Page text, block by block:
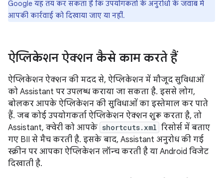
Google यह तय कर सकता है कि उपयोगकर्ता के अनुरोधों के जवाब में
आपकी कार्रवाई को दिखाया जाए या नहीं.
ऐप्लिकेशन ऐक्शन कैसे काम करते हैं
ऐप्लिकेशन ऐक्शन की मदद से, ऐप्लिकेशन में मौजूद सुविधाओं
को Assistant पर उपलब्ध कराया जा सकता है. इससे लोग,
बोलकर आपके ऐप्लिकेशन की सुविधाओं का इस्तेमाल कर पाते
हैं. जब कोई उपयोगकर्ता ऐप्लिकेशन ऐक्शन शुरू करता है, तो
Assistant, क्वेरी को आपके shortcuts.xml रिसोर्स में बताए
गए BII से मैच करती है. इसके बाद, Assistant अनुरोध की गई
स्क्रीन पर आपका ऐप्लिकेशन लॉन्च करती है या Android विजेट
दिखाती है.